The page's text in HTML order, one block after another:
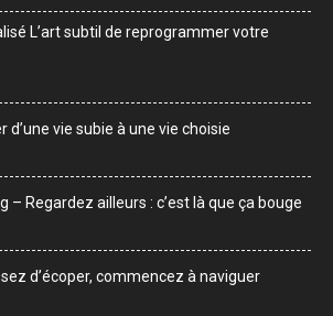
L’art subtil de reprogrammer votre
d’une vie subie à une vie choisie
– Regardez ailleurs : c’est là que ça bouge
d’écoper, commencez à naviguer